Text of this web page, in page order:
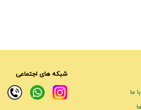
ما
شبکه های اجتماعی